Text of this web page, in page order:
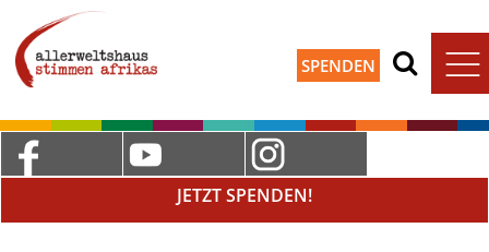
SPENDEN
JETZT SPENDEN!